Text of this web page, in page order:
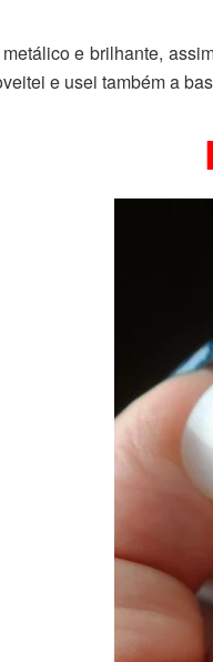
e brilhante,
e usei também a